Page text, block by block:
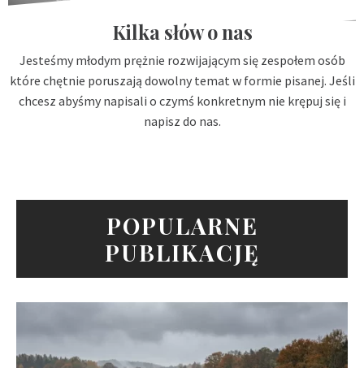
Kilka słów o nas
Jesteśmy młodym prężnie rozwijającym się zespołem osób
które chętnie poruszają dowolny temat w formie pisanej. Jeśli
chcesz abyśmy napisali o czymś konkretnym nie krępuj się i
napisz do nas.
POPULARNE
PUBLIKACJĘ